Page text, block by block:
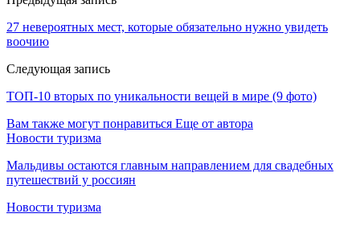
27 невероятных мест, которые обязательно нужно увидеть
воочию
Следующая запись
ТОП-10 вторых по уникальности вещей в мире (9 фото)
Вам также могут понравиться Еще от автора
Новости туризма
Мальдивы остаются главным направлением для свадебных
путешествий у россиян
Новости туризма